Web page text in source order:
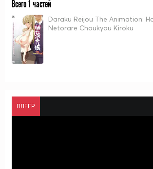
Всего 1 частей
Daraku Reijou The Animation:
Netorare Choukyou Kiroku
ПЛЕЕР